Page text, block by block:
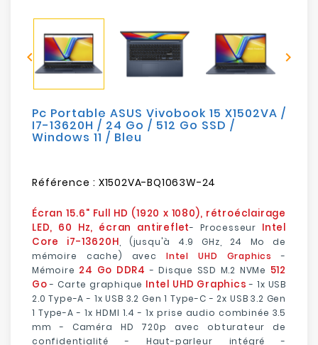
Sécurité
Mobilités
Loisirs
 
Pc Portable ASUS Vivobook 15 X1502VA /
I7-13620H / 24 Go / 512 Go SSD /
Windows 11 / Bleu
Référence : X1502VA-BQ1063W-24
Écran 15.6" Full HD (1920 x 1080), rétroéclairage
LED, 60 Hz, écran antireflet- Processeur Intel
Core i7-13620H , (jusqu'à 4.9 GHz, 24 Mo de
mémoire cache) avec Intel UHD Graphics
-
Mémoire 24 Go DDR4 - Disque SSD M.2 NVMe 512
Go- Carte graphique Intel UHD Graphics - 1x USB
2.0 Type-A - 1x USB 3.2 Gen 1 Type-C - 2x USB 3.2 Gen
1 Type-A - 1x HDMI 1.4 - 1x prise audio combinée 3.5
mm - Caméra HD 720p avec obturateur de
confidentialité - Haut-parleur intégré -